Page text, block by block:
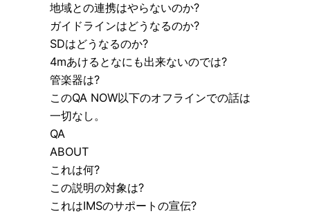
地域との連携はやらないのか?
ガイドラインはどうなるのか?
SDはどうなるのか?
4mあけるとなにも出来ないのでは?
管楽器は?
このQA NOW以下のオフラインでの話は
一切なし。
QA
ABOUT
これは何?
この説明の対象は?
これはIMSのサポートの宣伝?